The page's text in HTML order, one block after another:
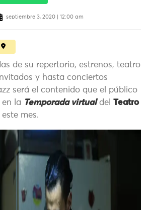
septiembre 3, 2020 | 12:00 am
de su repertorio, estrenos, teatro
y hasta conciertos
será el contenido que el público
la Temporada virtualdel Teatro
mes.